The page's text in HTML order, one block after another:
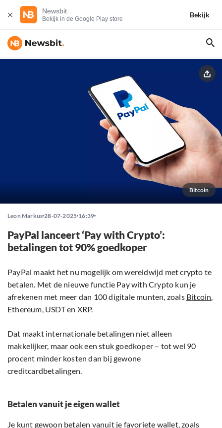
Newsbit
Bekijk in de Google Play store
Bekijk
Bitcoin
Leon Markus 28-07-2025 16:39
PayPal lanceert ‘Pay with Crypto’:
betalingen tot 90% goedkoper
PayPal maakt het nu mogelijk om wereldwijd met crypto te
betalen. Met de nieuwe functie Pay with Crypto kun je
afrekenen met meer dan 100 digitale munten, zoals Bitcoin,
Ethereum, USDT en XRP.
Dat maakt internationale betalingen niet alleen
makkelijker, maar ook een stuk goedkoper – tot wel 90
procent minder kosten dan bij gewone
creditcardbetalingen.
Betalen vanuit je eigen wallet
Je kunt gewoon betalen vanuit je favoriete wallet, zoals